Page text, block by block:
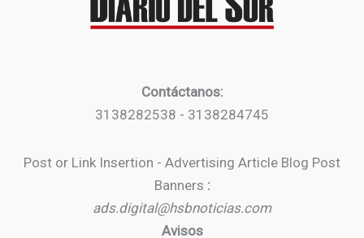
Contáctanos:
3138282538 - 3138284745
Post or Link Insertion - Advertising Article Blog Post
Banners :
ads.digital@hsbnoticias.com
Avisos